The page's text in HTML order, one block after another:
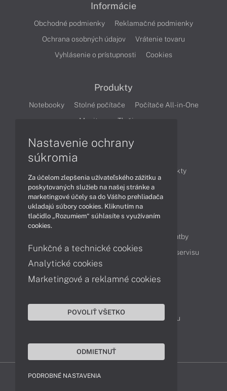
Informácie
Obchodné podmienky
Reklamačné podmienky
Ochrana osobných údajov
Vrátenie tovaru
Vyhlásenie o prístupnosti
Cookies
Produkty
Notebooky Stolné počítače
Počítače All-in-One
Monitory
Tlačiarne
Produkty
Technológie
Videá
Obsah
Možnosti doručenia a platby
Podpora a servis
Servisné služby Cenník servisu
Kontakty
043 4224 771
Obchodné oddelenie
Reklamácia tovaru
Nastavenie ochrany
súkromia
Za účelom zlepšenia užívateľského zážitku a
poskytovaných služieb na našej stránke a
marketingové účely sa do Vášho prehliadača
ukladajú súbory cookies. Kliknutím na
tlačidlo „Rozumiem“ súhlasíte s využívaním
cookies.
Funkčné a technické cookies
Analytické cookies
Marketingové a reklamné cookies
POVOLIŤ VŠETKO
ODMIETNUŤ
PODROBNÉ NASTAVENIA